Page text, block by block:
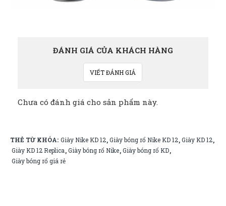
ĐÁNH GIÁ CỦA KHÁCH HÀNG
VIẾT ĐÁNH GIÁ
Chưa có đánh giá cho sản phẩm này.
THẺ TỪ KHÓA: Giày Nike KD 12,Giày bóng rổ Nike KD 12,Giày KD 12,
Giày KD 12 Replica,Giày bóng rổ Nike,Giày bóng rổ KD,
Giày bóng rổ giá rẻ